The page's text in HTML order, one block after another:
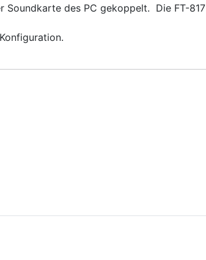
Soundkarte des PC gekoppelt. Die FT-